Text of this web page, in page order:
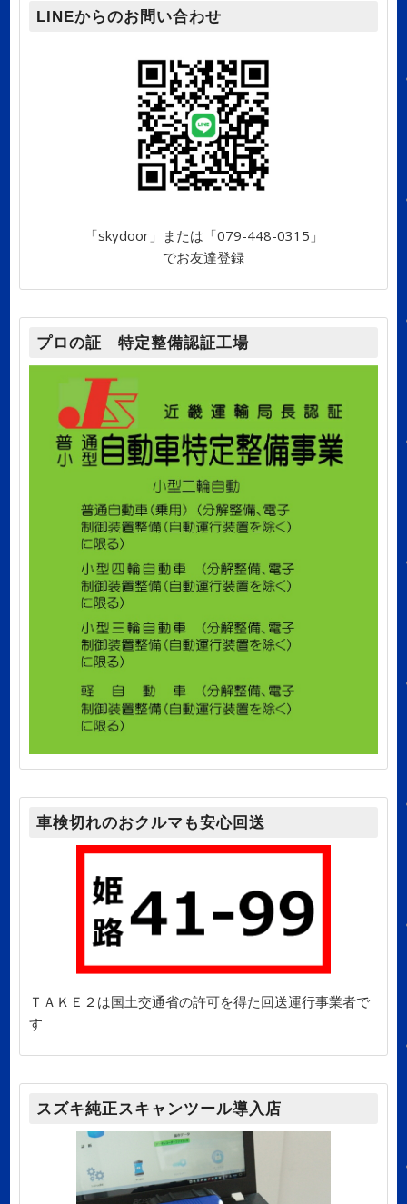
LINEからのお問い合わせ
「skydoor」または「079-448-0315」
でお友達登録
プロの証 特定整備認証工場
車検切れのおクルマも安心回送
ＴＡＫＥ２は国土交通省の許可を得た回送運行事業者で
す
スズキ純正スキャンツール導入店